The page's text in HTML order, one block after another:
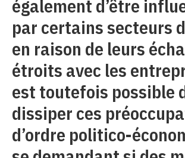
également d’être
par certains secteurs
en raison de leurs
étroits avec les
est toutefois possible
dissiper ces
d’ordre politico-